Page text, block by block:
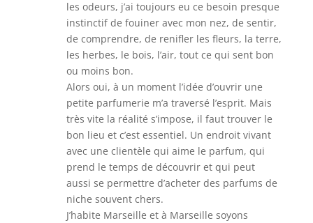
les odeurs, j’ai toujours eu ce besoin presque
instinctif de fouiner avec mon nez, de sentir,
de comprendre, de renifler les fleurs, la terre,
les herbes, le bois, l’air, tout ce qui sent bon
ou moins bon.
Alors oui, à un moment l’idée d’ouvrir une
petite parfumerie m’a traversé l’esprit. Mais
très vite la réalité s’impose, il faut trouver le
bon lieu et c’est essentiel. Un endroit vivant
avec une clientèle qui aime le parfum, qui
prend le temps de découvrir et qui peut
aussi se permettre d’acheter des parfums de
niche souvent chers.
J’habite Marseille et à Marseille soyons